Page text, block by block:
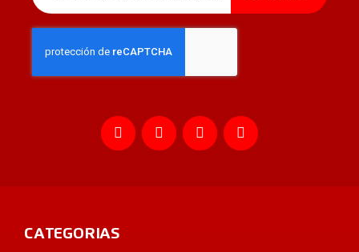
CATEGORIAS